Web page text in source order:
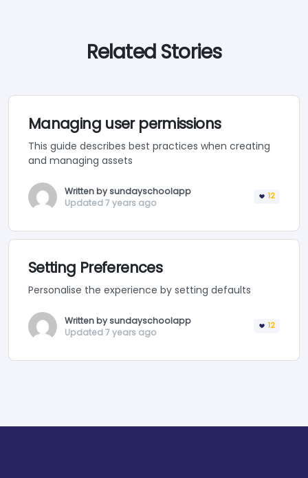
Related Stories
Managing user permissions
This guide describes best practices when creating
and managing assets
Written by sundayschoolapp
Updated 7 years ago
12
Setting Preferences
Personalise the experience by setting defaults
Written by sundayschoolapp
Updated 7 years ago
12